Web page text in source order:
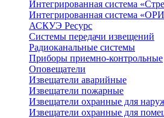
Интегрированная система
Интегрированная система
АСКУЭ Ресурс
Системы передачи извещений
Радиоканальные системы
Приборы приемно-контрольные
Оповещатели
Извещатели аварийные
Извещатели пожарные
Извещатели охранные для
Извещатели охранные для